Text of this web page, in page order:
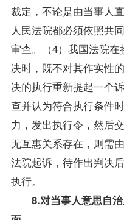
裁定，不论是由当事人
人民法院都必须依照共
审查。（4）我国法院
决时，既不对其作实性
决的执行重新提起一个
查并认为符合执行条件
力，发出执行令，然后
无互惠关系存在，则需
法院起诉，待作出判决
执行。
8.对当事人意思自